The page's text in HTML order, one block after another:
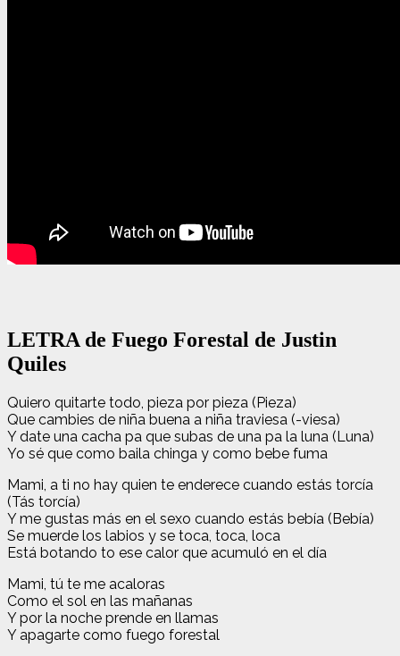
LETRA de Fuego Forestal de Justin
Quiles
Quiero quitarte todo, pieza por pieza (Pieza)
Que cambies de niña buena a niña traviesa (-viesa)
Y date una cacha pa que subas de una pa la luna (Luna)
Yo sé que como baila chinga y como bebe fuma
Mami, a ti no hay quien te enderece cuando estás torcía
(Tás torcía)
Y me gustas más en el sexo cuando estás bebía (Bebía)
Se muerde los labios y se toca, toca, loca
Está botando to ese calor que acumuló en el día
Mami, tú te me acaloras
Como el sol en las mañanas
Y por la noche prende en llamas
Y apagarte como fuego forestal